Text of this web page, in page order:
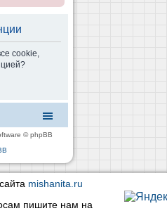
cookie,
© phpBB
mishanita.ru
пишите нам на